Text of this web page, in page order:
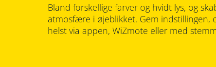
Bland forskellige farver og hvidt lys, og
atmosfære i øjeblikket. Gem indstillingen,
helst via appen, WiZmote eller med